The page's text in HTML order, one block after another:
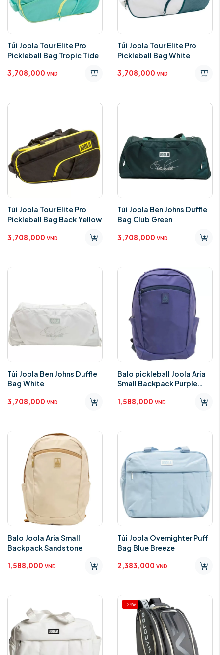
Túi Joola Tour Elite Pro
Pickleball Bag Tropic Tide
3,708,000 VND
Túi Joola Tour Elite Pro
Pickleball Bag White
3,708,000 VND
Túi Joola Tour Elite Pro
Pickleball Bag Back Yellow
3,708,000 VND
Túi Joola Ben Johns Duffle
Bag Club Green
3,708,000 VND
Túi Joola Ben Johns Duffle
Bag White
3,708,000 VND
Balo pickleball Joola Aria
Small Backpack Purple
1,588,000 VND
Balo Joola Aria Small
Backpack Sandstone
1,588,000 VND
Túi Joola Overnighter Puff
Bag Blue Breeze
2,383,000 VND
-29%